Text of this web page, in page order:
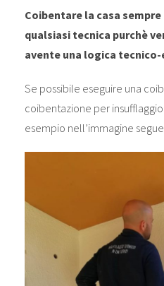
Coibentare la casa sempre
qualsiasi tecnica purchè
avente una logica
Se possibile eseguire una
coibentazione per
esempio nell’immagine